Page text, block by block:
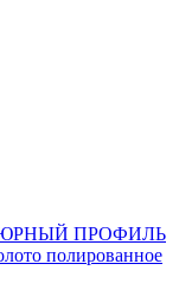
ПРОФИЛЬ
полированное